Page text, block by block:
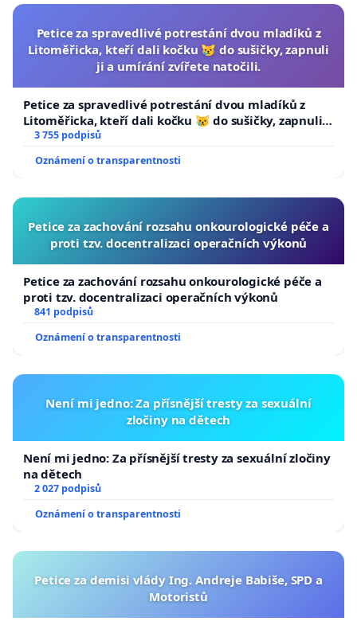
Petice za spravedlivé potrestání dvou mladíků z
Litoměřicka, kteří dali kočku 😿 do sušičky, zapnuli
ji a umírání zvířete natočili.
Petice za spravedlivé potrestání dvou mladíků z
Litoměřicka, kteří dali kočku 😿 do sušičky, zapnuli ji
a umírání zvířete natočili.
3 755 podpisů
Oznámení o transparentnosti
Petice za zachování rozsahu onkourologické péče a
proti tzv. docentralizaci operačních výkonů
Petice za zachování rozsahu onkourologické péče a
proti tzv. docentralizaci operačních výkonů
841 podpisů
Oznámení o transparentnosti
Není mi jedno: Za přísnější tresty za sexuální
zločiny na dětech
Není mi jedno: Za přísnější tresty za sexuální zločiny
na dětech
2 027 podpisů
Oznámení o transparentnosti
Petice za demisi vlády Ing. Andreje Babiše, SPD a
Motoristů